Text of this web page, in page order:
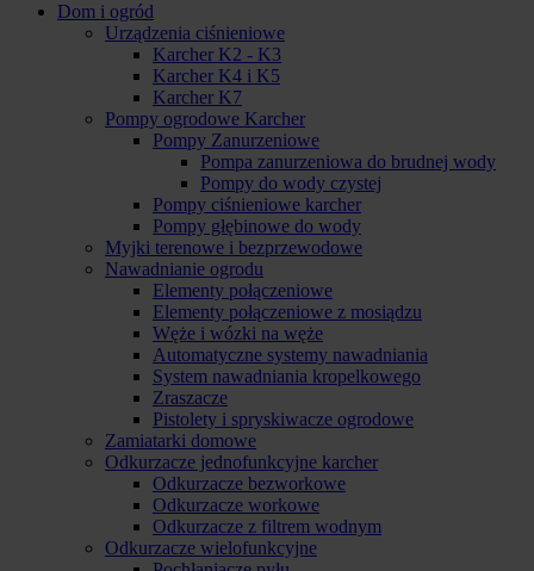
Dom i ogród
Urządzenia ciśnieniowe
Karcher K2 - K3
Karcher K4 i K5
Karcher K7
Pompy ogrodowe Karcher
Pompy Zanurzeniowe
Pompa zanurzeniowa do brudnej wody
Pompy do wody czystej
Pompy ciśnieniowe karcher
Pompy głębinowe do wody
Myjki terenowe i bezprzewodowe
Nawadnianie ogrodu
Elementy połączeniowe
Elementy połączeniowe z mosiądzu
Węże i wózki na węże
Automatyczne systemy nawadniania
System nawadniania kropelkowego
Zraszacze
Pistolety i spryskiwacze ogrodowe
Zamiatarki domowe
Odkurzacze jednofunkcyjne karcher
Odkurzacze bezworkowe
Odkurzacze workowe
Odkurzacze z filtrem wodnym
Odkurzacze wielofunkcyjne